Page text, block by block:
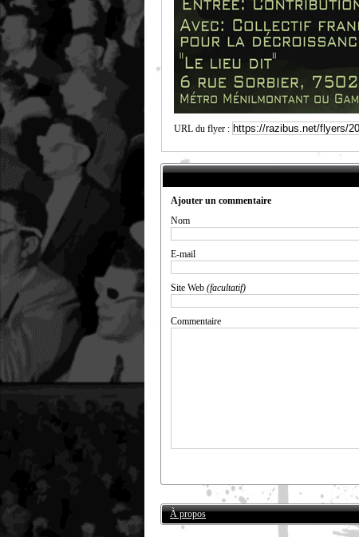
URL du flyer :
Ajouter un commentaire
Nom
E-mail
Site Web (facultatif)
Commentaire
À propos